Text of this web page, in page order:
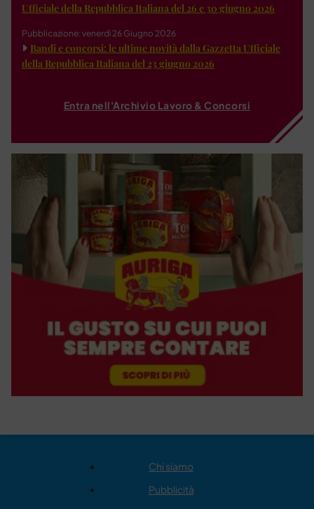
Ufficiale della Repubblica Italiana del 26 e 30 giugno 2026
Pubblicazione: venerdì 26 Giugno 2026
Bandi e concorsi: le ultime novità dalla Gazzetta Ufficiale
della Repubblica Italiana del 23 giugno 2026
Entra nell'Archivio Lavoro & Concorsi
Chi siamo
Pubblicità